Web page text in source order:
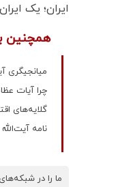
ایران؛ یک
همچنین
میانجیگری
چرا آیات
گلایه‌‌های
نامه
ما را در